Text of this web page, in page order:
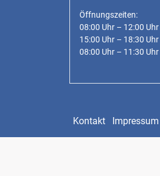
Öffnungszeiten:
08:00 Uhr – 12:00
15:00 Uhr – 18:30
08:00 Uhr – 11:30
Kontakt Impressum